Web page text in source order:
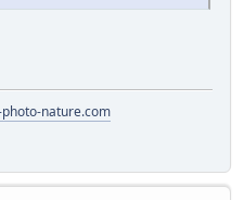
nature.com